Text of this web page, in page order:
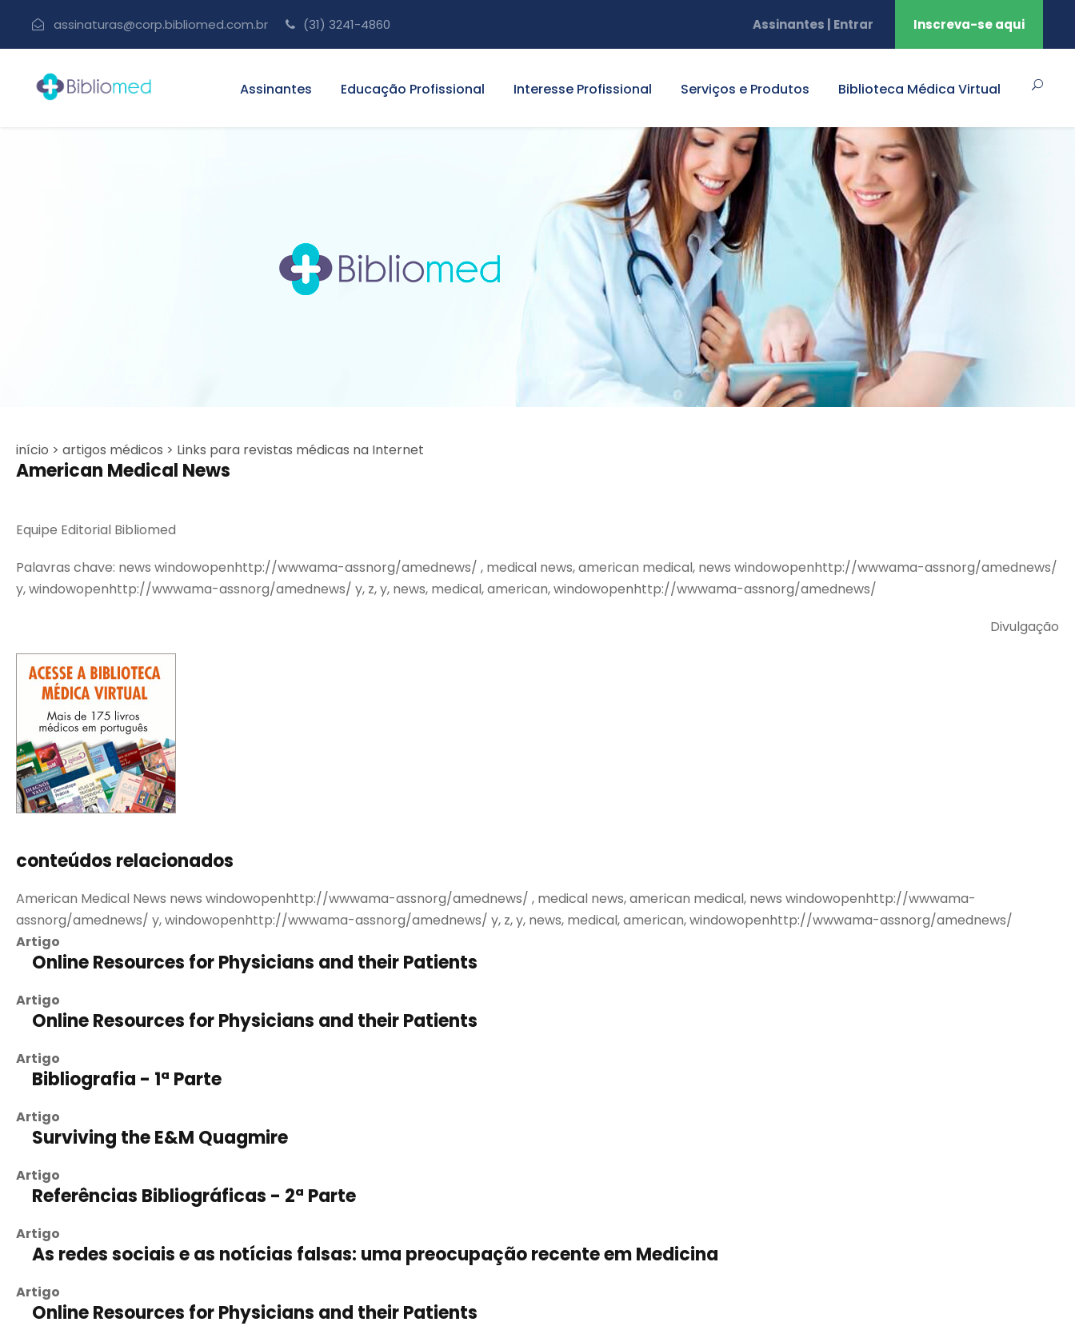
assinaturas@corp.bibliomed.com.br (31) 3241-4860 Assinantes | Entrar Inscreva-se aqui
Assinantes Educação Profissional Interesse Profissional Serviços e Produtos Biblioteca Médica Virtual
início > artigos médicos > Links para revistas médicas na Internet
American Medical News
Equipe Editorial Bibliomed
Palavras chave: news windowopenhttp://wwwama-assnorg/amednews/ , medical news, american medical, news windowopenhttp://wwwama-assnorg/amednews/
y, windowopenhttp://wwwama-assnorg/amednews/ y, z, y, news, medical, american, windowopenhttp://wwwama-assnorg/amednews/
Divulgação
conteúdos relacionados
American Medical News news windowopenhttp://wwwama-assnorg/amednews/ , medical news, american medical, news windowopenhttp://wwwama-
assnorg/amednews/ y, windowopenhttp://wwwama-assnorg/amednews/ y, z, y, news, medical, american, windowopenhttp://wwwama-assnorg/amednews/
Artigo
Online Resources for Physicians and their Patients
Artigo
Online Resources for Physicians and their Patients
Artigo
Bibliografia - 1ª Parte
Artigo
Surviving the E&M Quagmire
Artigo
Referências Bibliográficas - 2ª Parte
Artigo
As redes sociais e as notícias falsas: uma preocupação recente em Medicina
Artigo
Online Resources for Physicians and their Patients